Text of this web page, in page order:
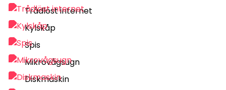
Trådlöst internet
Kylskåp
Spis
Mikrovågsugn
Diskmaskin